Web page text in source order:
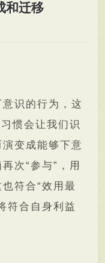
和迁移
识的行为，这
惯会让我们识
变成能够下意
次“参与”，用
符合“效用最
符合自身利益